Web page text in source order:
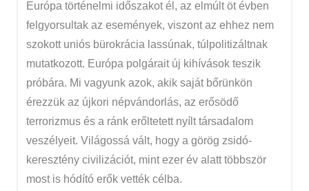
Európa történelmi időszakot él, az elmúlt öt évben
felgyorsultak az események, viszont az ehhez nem
szokott uniós bürokrácia lassúnak, túlpolitizáltnak
mutatkozott. Európa polgárait új kihívások teszik
próbára. Mi vagyunk azok, akik saját bőrünkön
érezzük az újkori népvándorlás, az erősödő
terrorizmus és a ránk erőltetett nyílt társadalom
veszélyeit. Világossá vált, hogy a görög zsidó-
keresztény civilizációt, mint ezer év alatt többször
most is hódító erők vették célba.